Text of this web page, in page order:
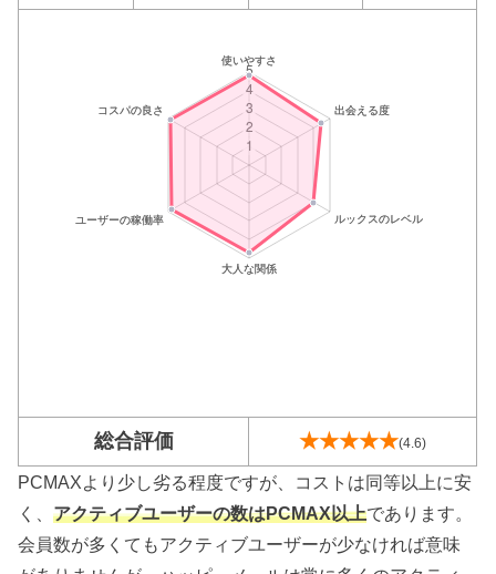
総合評価 ★★★★★(4.6)
PCMAXより少し劣る程度ですが、コストは同等以上に安
く、アクティブユーザーの数はPCMAX以上であります。
会員数が多くてもアクティブユーザーが少なければ意味